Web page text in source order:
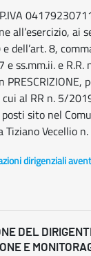
all’esercizio, ai
dell’art. 8,
e ss.mm.ii. e R.R.
al RR n. 5/
posti sito nel
Tiziano Vecellio
dirigenziali
DEL
E